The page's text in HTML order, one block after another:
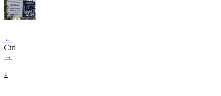
←
Ctrl
→
↓